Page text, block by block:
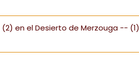
en el Desierto de Merzouga -- (1)